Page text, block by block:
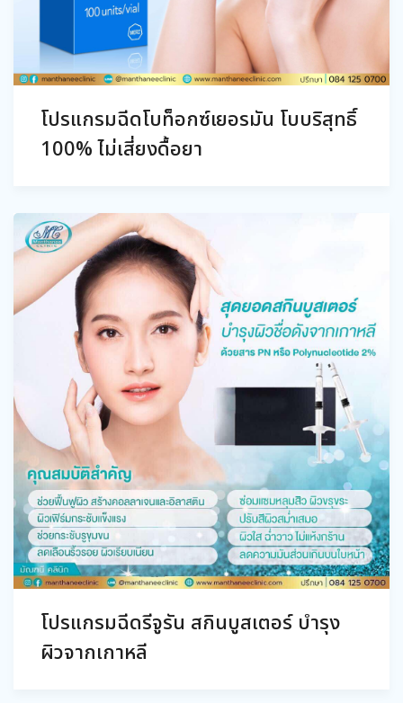
โปรแกรมฉีดโบท็อกซ์เยอรมัน โบบริสุทธิ์
100% ไม่เสี่ยงดื้อยา
โปรแกรมฉีดรีจูรัน สกินบูสเตอร์ บำรุง
ผิวจากเกาหลี